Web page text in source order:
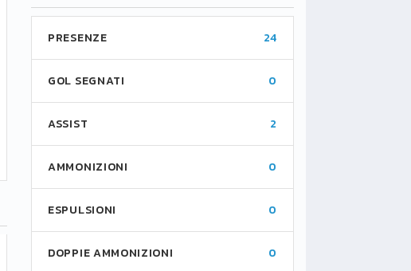
PRESENZE 24
GOL SEGNATI 0
ASSIST 2
AMMONIZIONI 0
ESPULSIONI 0
DOPPIE AMMONIZIONI 0